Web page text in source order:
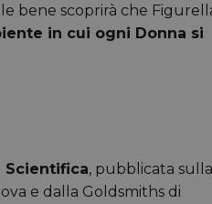
bene scoprirà che
in cui ogni Donna si
Scientifica, pubblicata sulla
e dalla Goldsmiths di